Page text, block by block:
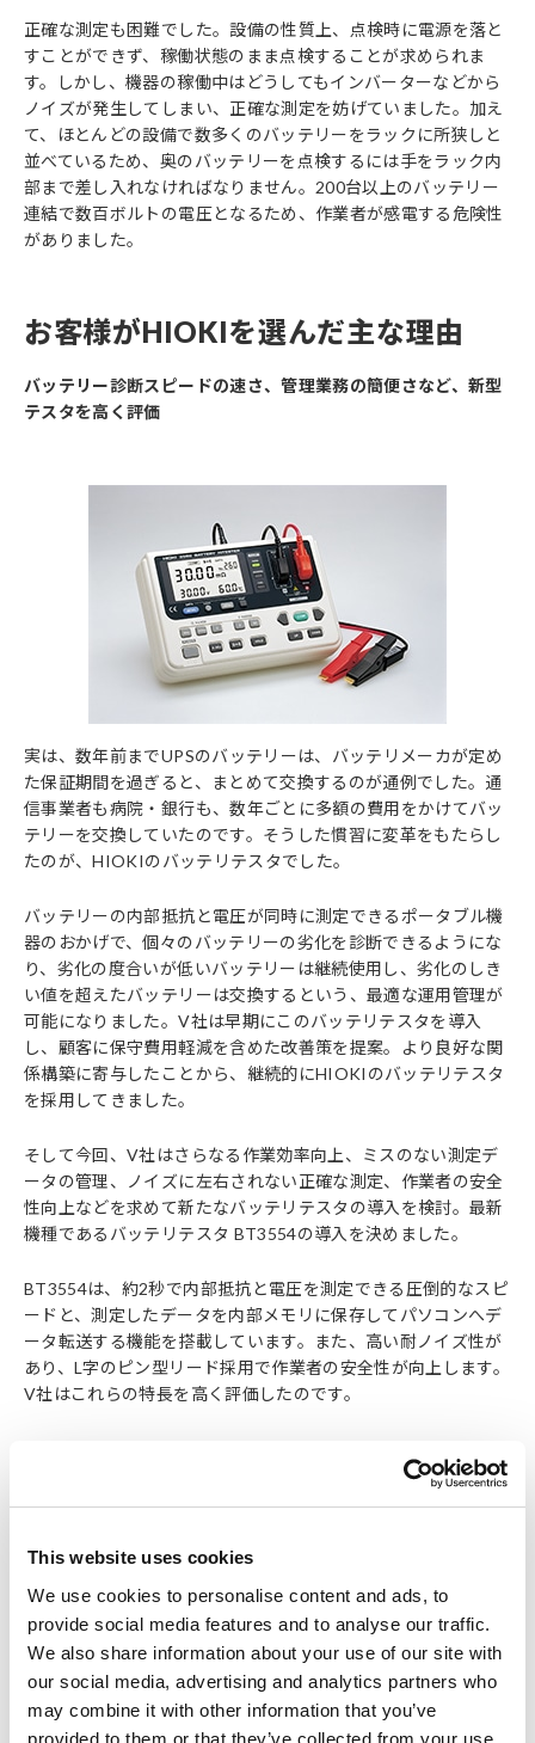
This website uses cookies
We use cookies to personalise content and ads, to
provide social media features and to analyse our traffic.
We also share information about your use of our site with
our social media, advertising and analytics partners who
may combine it with other information that you’ve
provided to them or that they’ve collected from your use
正確な測定も困難でした。設備の性質上、点検時に電源を落と
すことができず、稼働状態のまま点検することが求められま
す。しかし、機器の稼働中はどうしてもインバーターなどから
ノイズが発生してしまい、正確な測定を妨げていました。加え
て、ほとんどの設備で数多くのバッテリーをラックに所狭しと
並べているため、奥のバッテリーを点検するには手をラック内
部まで差し入れなければなりません。200台以上のバッテリー
連結で数百ボルトの電圧となるため、作業者が感電する危険性
がありました。
お客様がHIOKIを選んだ主な理由
バッテリー診断スピードの速さ、管理業務の簡便さなど、新型
テスタを高く評価
実は、数年前までUPSのバッテリーは、バッテリメーカが定め
た保証期間を過ぎると、まとめて交換するのが通例でした。通
信事業者も病院・銀行も、数年ごとに多額の費用をかけてバッ
テリーを交換していたのです。そうした慣習に変革をもたらし
たのが、HIOKIのバッテリテスタでした。
バッテリーの内部抵抗と電圧が同時に測定できるポータブル機
器のおかげで、個々のバッテリーの劣化を診断できるようにな
り、劣化の度合いが低いバッテリーは継続使用し、劣化のしき
い値を超えたバッテリーは交換するという、最適な運用管理が
可能になりました。V社は早期にこのバッテリテスタを導入
し、顧客に保守費用軽減を含めた改善策を提案。より良好な関
係構築に寄与したことから、継続的にHIOKIのバッテリテスタ
を採用してきました。
そして今回、V社はさらなる作業効率向上、ミスのない測定デ
ータの管理、ノイズに左右されない正確な測定、作業者の安全
性向上などを求めて新たなバッテリテスタの導入を検討。最新
機種であるバッテリテスタ BT3554の導入を決めました。
BT3554は、約2秒で内部抵抗と電圧を測定できる圧倒的なスピ
ードと、測定したデータを内部メモリに保存してパソコンへデ
ータ転送する機能を搭載しています。また、高い耐ノイズ性が
あり、L字のピン型リード採用で作業者の安全性が向上します。
V社はこれらの特長を高く評価したのです。
導入後の効果
バッテリー診断の作業効率化に加え、予兆保全が可能な管理体